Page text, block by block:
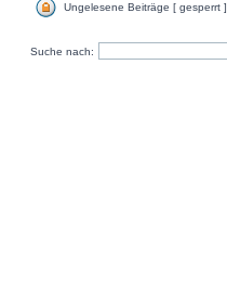
Ungelesene Beiträge [ gesperrt ]
Suche nach: